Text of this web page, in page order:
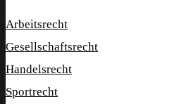
Arbeitsrecht
Gesellschaftsrecht
Handelsrecht
Sportrecht